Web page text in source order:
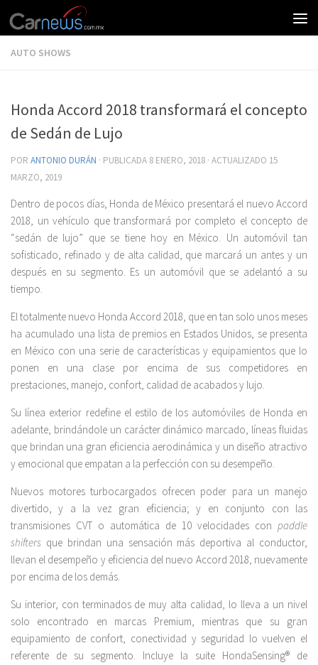
AUTO SHOWS
Honda Accord 2018 transformará el concepto
de Sedán de Lujo
POR ANTONIO DURÁN · PUBLICADA 8 ENERO, 2018 · ACTUALIZADO 15
MARZO, 2019
Dentro de pocos días, Honda de México presentará el nuevo Accord
2018, un vehículo que transformará por completo el concepto de
“sedán de lujo” que se tiene hoy en México. Un automóvil tan
sofisticado, refinado y de alta calidad, que marcará un antes y un
después en su segmento. Es un automóvil que se adelantó a su
tiempo.
El totalmente nuevo Honda Accord 2018, que en tan solo unos meses
ha acumulado una lista de premios en Estados Unidos, se presenta
en México con una serie de características y equipamientos que lo
ponen en una clase por encima de sus competidores en
prestaciones, manejo, confort, calidad de acabados y lujo.
Su línea exterior redefine el estilo de los automóviles de Honda en
adelante, brindándole un carácter dinámico marcado, líneas fluidas
que brindan una gran eficiencia aerodinámica y un diseño atractivo
y emocional que empatan a la perfección con su desempeño.
Nuevos motores turbocargados ofrecen poder para un manejo
divertido, y a la vez gran eficiencia; y en conjunto con las
transmisiones CVT o automática de 10 velocidades con paddle
shifters que brindan una sensación más deportiva al conductor,
llevan el desempeño y eficiencia del nuevo Accord 2018, nuevamente
por encima de los demás.
Su interior, con terminados de muy alta calidad, lo lleva a un nivel
solo encontrado en marcas Premium, mientras que su gran
equipamiento de confort, conectividad y seguridad lo vuelven el
referente de su segmento. Incluye la suite HondaSensing® de